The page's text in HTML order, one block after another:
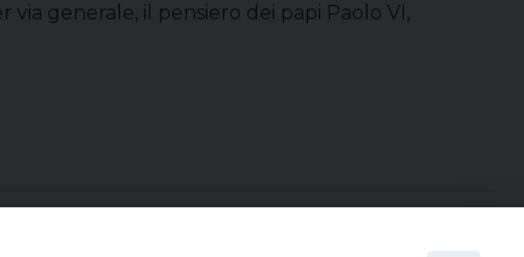
via generale, il pensiero dei papi Paolo VI,